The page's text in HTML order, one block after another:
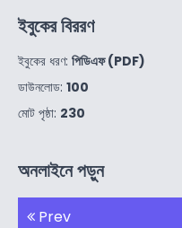
ইবুকের বিররণ
ইবুকের ধরণ: পিডিএফ (PDF)
ডাউনলোড: 100
মোট পৃষ্ঠা: 230
অনলাইনে পড়ুন
Prev